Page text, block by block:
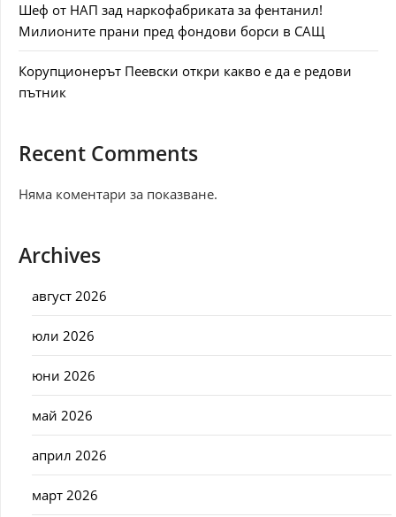
Шеф от НАП зад наркофабриката за фентанил!
Милионите прани пред фондови борси в САЩ
Корупционерът Пеевски откри какво е да е редови
пътник
Recent Comments
Няма коментари за показване.
Archives
август 2026
юли 2026
юни 2026
май 2026
април 2026
март 2026